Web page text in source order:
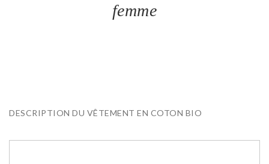
femme
DESCRIPTION DU VÊTEMENT EN COTON BIO